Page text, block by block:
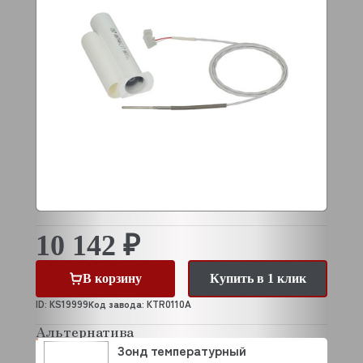
10 142 ₽
В корзину
Купить в 1 клик
ID: KS19999Код завода: KTR0110A
Альтернатива
Зонд температурный